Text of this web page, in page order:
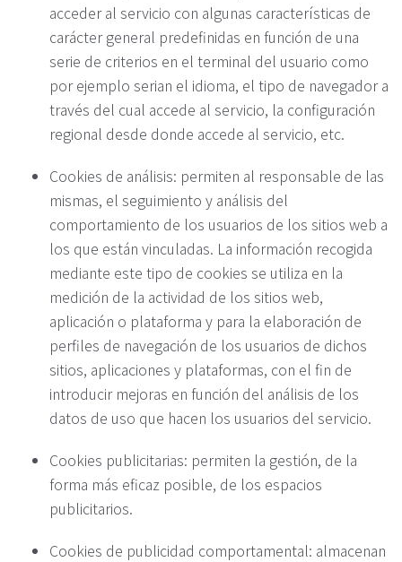
acceder al servicio con algunas características de
carácter general predefinidas en función de una
serie de criterios en el terminal del usuario como
por ejemplo serian el idioma, el tipo de navegador a
través del cual accede al servicio, la configuración
regional desde donde accede al servicio, etc.
Cookies de análisis: permiten al responsable de las
mismas, el seguimiento y análisis del
comportamiento de los usuarios de los sitios web a
los que están vinculadas. La información recogida
mediante este tipo de cookies se utiliza en la
medición de la actividad de los sitios web,
aplicación o plataforma y para la elaboración de
perfiles de navegación de los usuarios de dichos
sitios, aplicaciones y plataformas, con el fin de
introducir mejoras en función del análisis de los
datos de uso que hacen los usuarios del servicio.
Cookies publicitarias: permiten la gestión, de la
forma más eficaz posible, de los espacios
publicitarios.
Cookies de publicidad comportamental: almacenan